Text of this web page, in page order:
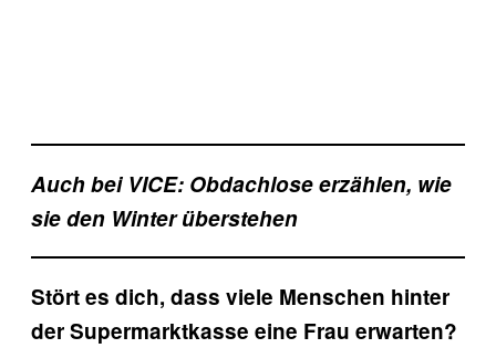
Auch bei VICE: Obdachlose erzählen, wie
sie den Winter überstehen
Stört es dich, dass viele Menschen hinter
der Supermarktkasse eine Frau erwarten?